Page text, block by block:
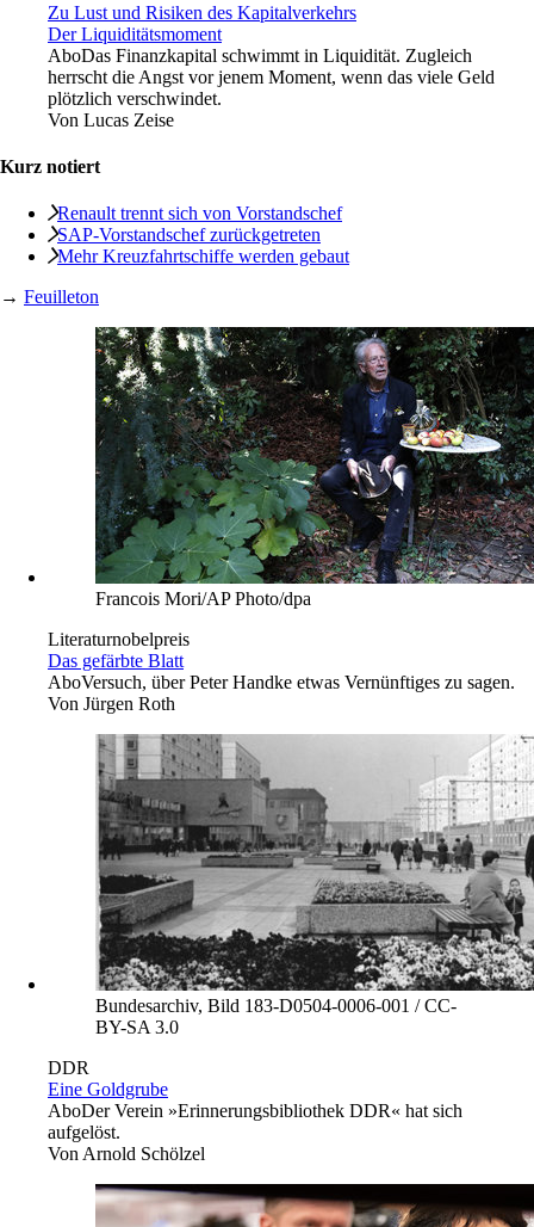
Zu Lust und Risiken des Kapitalverkehrs
Der Liquiditätsmoment
AboDas Finanzkapital schwimmt in Liquidität. Zugleich
herrscht die Angst vor jenem Moment, wenn das viele Geld
plötzlich verschwindet.
Von Lucas Zeise
Kurz notiert
Renault trennt sich von Vorstandschef
SAP-Vorstandschef zurückgetreten
Mehr Kreuzfahrtschiffe werden gebaut
→ Feuilleton
Francois Mori/AP Photo/dpa
Literaturnobelpreis
Das gefärbte Blatt
AboVersuch, über Peter Handke etwas Vernünftiges zu sagen.
Von Jürgen Roth
Bundesarchiv, Bild 183-D0504-0006-001 / CC-
BY-SA 3.0
DDR
Eine Goldgrube
AboDer Verein »Erinnerungsbibliothek DDR« hat sich
aufgelöst.
VonArnold Schölzel